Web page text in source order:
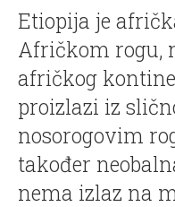
Etiopija je
Afričkom rogu,
afričkog
proizlazi iz
nosorogovim
također
nema izlaz na